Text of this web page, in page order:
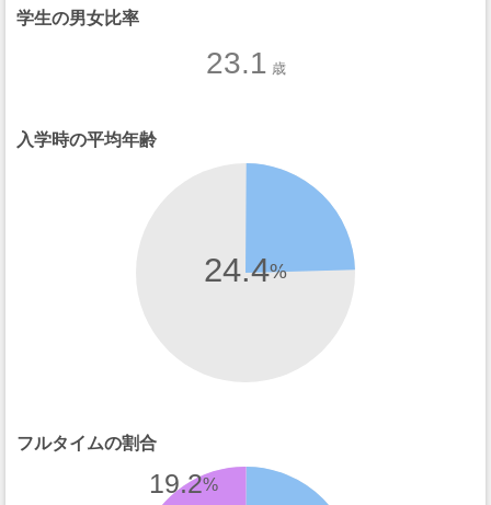
学生の男女比率
23.1 歳
入学時の平均年齢
24.4%
フルタイムの割合
19.2%